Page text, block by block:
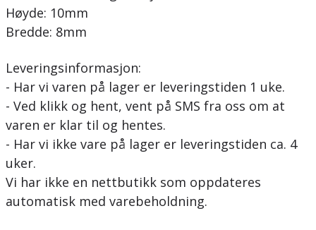
Høyde: 10mm
Bredde: 8mm
Leveringsinformasjon:
- Har vi varen på lager er leveringstiden 1 uke.
- Ved klikk og hent, vent på SMS fra oss om at
varen er klar til og hentes.
- Har vi ikke vare på lager er leveringstiden ca. 4
uker.
Vi har ikke en nettbutikk som oppdateres
automatisk med varebeholdning.